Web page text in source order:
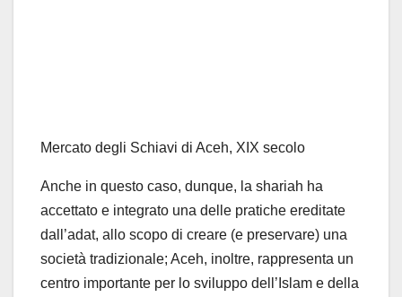
Mercato degli Schiavi di Aceh, XIX secolo
Anche in questo caso, dunque, la shariah ha
accettato e integrato una delle pratiche ereditate
dall’adat, allo scopo di creare (e preservare) una
società tradizionale; Aceh, inoltre, rappresenta un
centro importante per lo sviluppo dell’Islam e della